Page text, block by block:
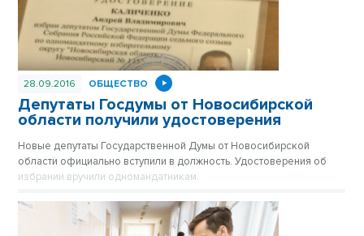
28.09.2016 ОБЩЕСТВО
Депутаты Госдумы от Новосибирской
области получили удостоверения
Новые депутаты Государственной Думы от Новосибирской
области официально вступили в должность. Удостоверения об
избрании вручили одномандатникам.